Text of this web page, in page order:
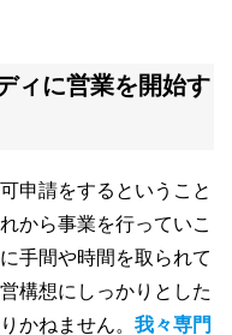
ィに営業を開始す
申請をするということ
から事業を行っていこ
手間や時間を取られて
構想にしっかりとした
かねません。 我々専門